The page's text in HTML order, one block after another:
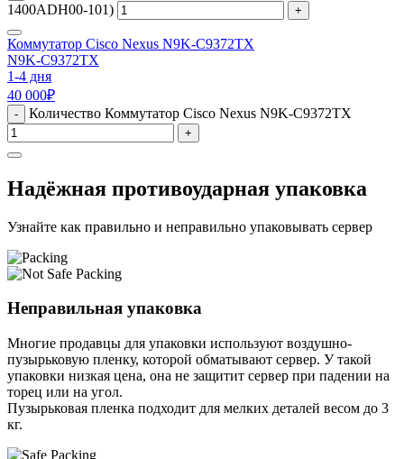
1400ADH00-101)
+
Коммутатор Cisco Nexus N9K-C9372TX
N9K-C9372TX
1-4 дня
40 000₽
- Количество Коммутатор Cisco Nexus N9K-C9372TX
+
Надёжная противоударная упаковка
Узнайте как правильно и неправильно упаковывать сервер
Неправильная упаковка
Многие продавцы для упаковки используют воздушно-
пузырьковую пленку, которой обматывают сервер. У такой
упаковки низкая цена, она не защитит сервер при падении на
торец или на угол.
Пузырьковая пленка подходит для мелких деталей весом до 3
кг.